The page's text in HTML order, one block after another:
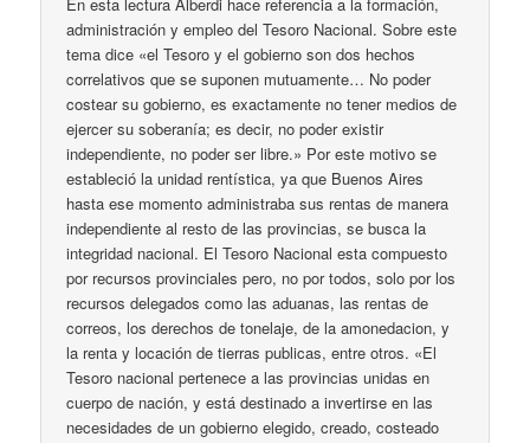
administración y empleo del Tesoro Nacional. Sobre este
tema dice «el Tesoro y el gobierno son dos hechos
correlativos que se suponen mutuamente… No poder
costear su gobierno, es exactamente no tener medios de
ejercer su soberanía; es decir, no poder existir
independiente, no poder ser libre.» Por este motivo se
estableció la unidad rentística, ya que Buenos Aires
hasta ese momento administraba sus rentas de manera
independiente al resto de las provincias, se busca la
integridad nacional. El Tesoro Nacional esta compuesto
por recursos provinciales pero, no por todos, solo por los
recursos delegados como las aduanas, las rentas de
correos, los derechos de tonelaje, de la amonedacion, y
la renta y locación de tierras publicas, entre otros. «El
Tesoro nacional pertenece a las provincias unidas en
cuerpo de nación, y está destinado a invertirse en las
necesidades de un gobierno elegido, creado, costeado